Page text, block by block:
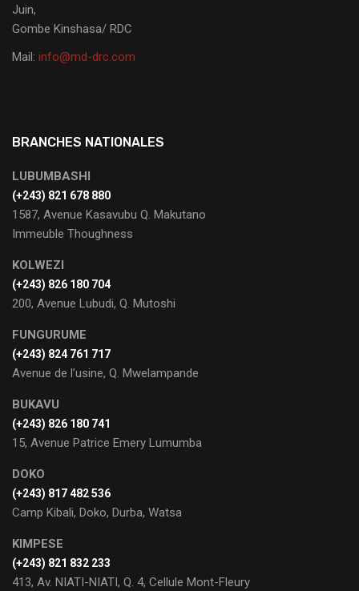
Juin,
Gombe Kinshasa/ RDC
Mail: info@md-drc.com
BRANCHES NATIONALES
LUBUMBASHI
‭(+243) 821 678 880
1587, Avenue Kasavubu Q. Makutano
Immeuble Thoughness
KOLWEZI
(+243) 826 180 704
200, Avenue Lubudi, Q. Mutoshi
FUNGURUME
(+243) 824 761 717
Avenue de l’usine, Q. Mwelampande
BUKAVU
(+243) 826 180 741
15, Avenue Patrice Emery Lumumba
DOKO
(+243) 817 482 536
Camp Kibali, Doko, Durba, Watsa
KIMPESE
(+243) 821 832 233
413, Av. NIATI-NIATI, Q. 4, Cellule Mont-Fleury